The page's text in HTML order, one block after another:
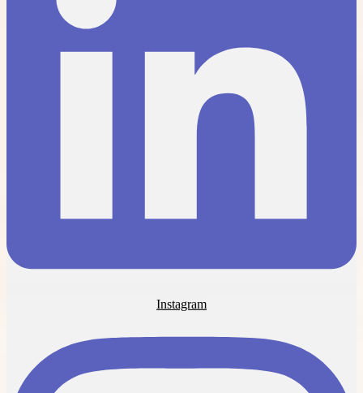
Instagram